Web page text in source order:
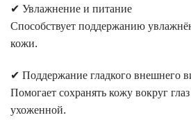
✔ Увлажнение и питание
Способствует поддержанию
кожи.
✔ Поддержание гладкого внешнего
Помогает сохранять кожу вокруг
ухоженной.